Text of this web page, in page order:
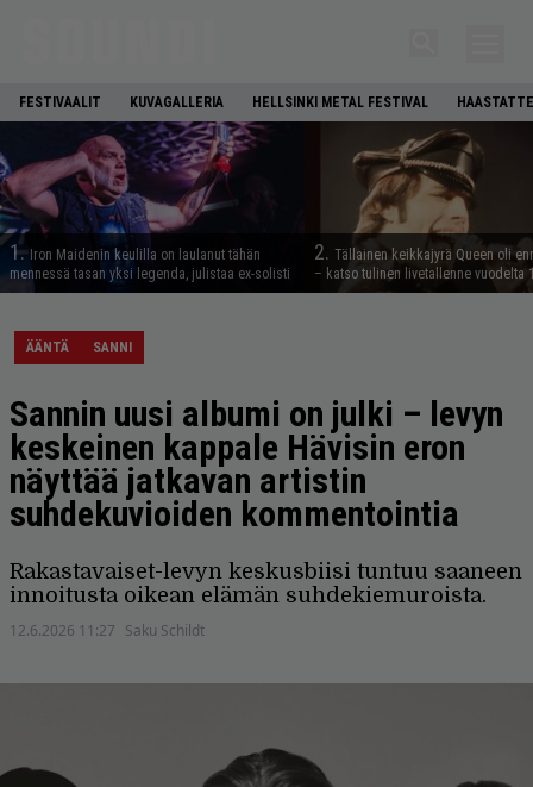
FESTIVAALIT KUVAGALLERIA HELLSINKI METAL FESTIVAL
1. Iron Maidenin keulilla on laulanut tähän
mennessä tasan yksi legenda, julistaa ex-solisti
2. Tällainen keikkajyrä Queen oli
– katso tulinen livetallenne vuodelta
ÄÄNTÄ SANNI
Sannin uusi albumi on julki – levyn
keskeinen kappale Hävisin eron
näyttää jatkavan artistin
suhdekuvioiden kommentointia
Rakastavaiset-levyn keskusbiisi tuntuu saaneen
innoitusta oikean elämän suhdekiemuroista.
12.6.2026 11:27 Saku Schildt